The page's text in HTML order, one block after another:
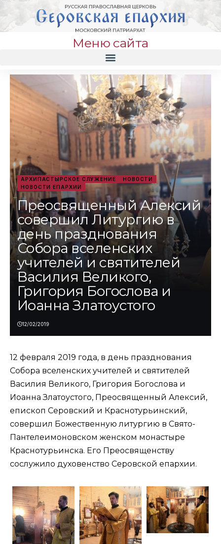
Меню сайта
АРХИПАСТЫРСКОЕ СЛУЖЕНИЕ
НОВОСТИ
НОВОСТИ ЕПАРХИИ
Преосвященный Алексий
совершил Литургию в
день празднования
Собора вселенских
учителей и святителей
Василия Великого,
Григория Богослова и
Иоанна Златоустого
12/02/2019
12 февраля 2019 года, в день празднования
Собора вселенских учителей и святителей
Василия Великого, Григория Богослова и
Иоанна Златоустого, Преосвященный Алексий,
епископ Серовский и Краснотурьинский,
совершил Божественную литургию в Свято-
Пантелеимоновском женском монастыре
Краснотурьинска. Его Преосвященству
сослужило духовенство Серовской епархии.